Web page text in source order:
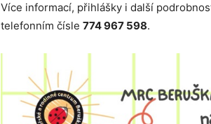
Více informací, přihlášky i další
telefonním čísle 774 967 598.